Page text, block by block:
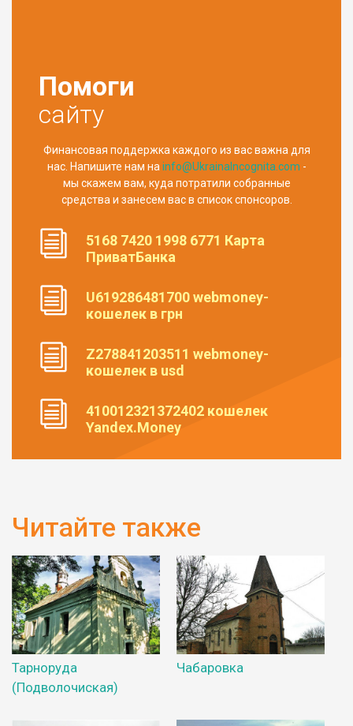
Помоги
сайту
Финансовая поддержка каждого из вас важна для
нас. Напишите нам наinfo@UkrainaIncognita.com -
мы скажем вам, куда потратили собранные
средства и занесем вас в список спонсоров.
5168 7420 1998 6771 Карта
ПриватБанка
U619286481700 webmoney-
кошелек в грн
Z278841203511 webmoney-
кошелек в usd
410012321372402 кошелек
Yandex.Money
Читайте также
Тарноруда
(Подволочиская)
Чабаровка